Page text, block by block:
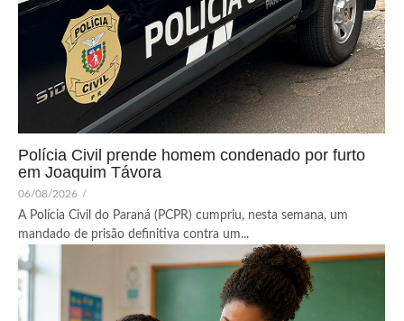
Polícia Civil prende homem condenado por furto
em Joaquim Távora
06/08/2026 /
A Polícia Civil do Paraná (PCPR) cumpriu, nesta semana, um
mandado de prisão definitiva contra um...